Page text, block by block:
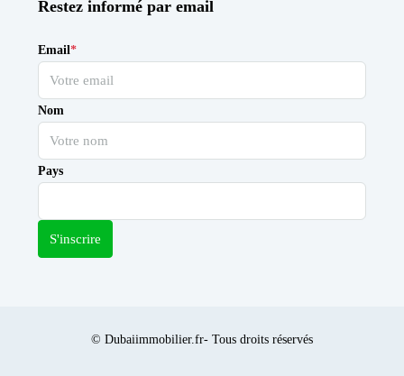
Restez informé par email
Email*
Nom
Pays
S'inscrire
© Dubaiimmobilier.fr- Tous droits réservés